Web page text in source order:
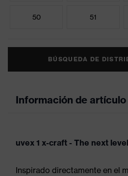
50 51
BÚSQUEDA DE
Información de artículo
uvex 1 x-craft - The next level
Inspirado directamente en el